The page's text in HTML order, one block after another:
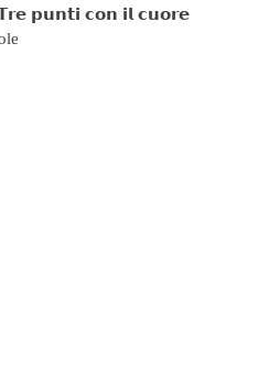
𝗽𝘂𝗻𝘁𝗶 𝗰𝗼𝗻 𝗶𝗹 𝗰𝘂𝗼𝗿𝗲